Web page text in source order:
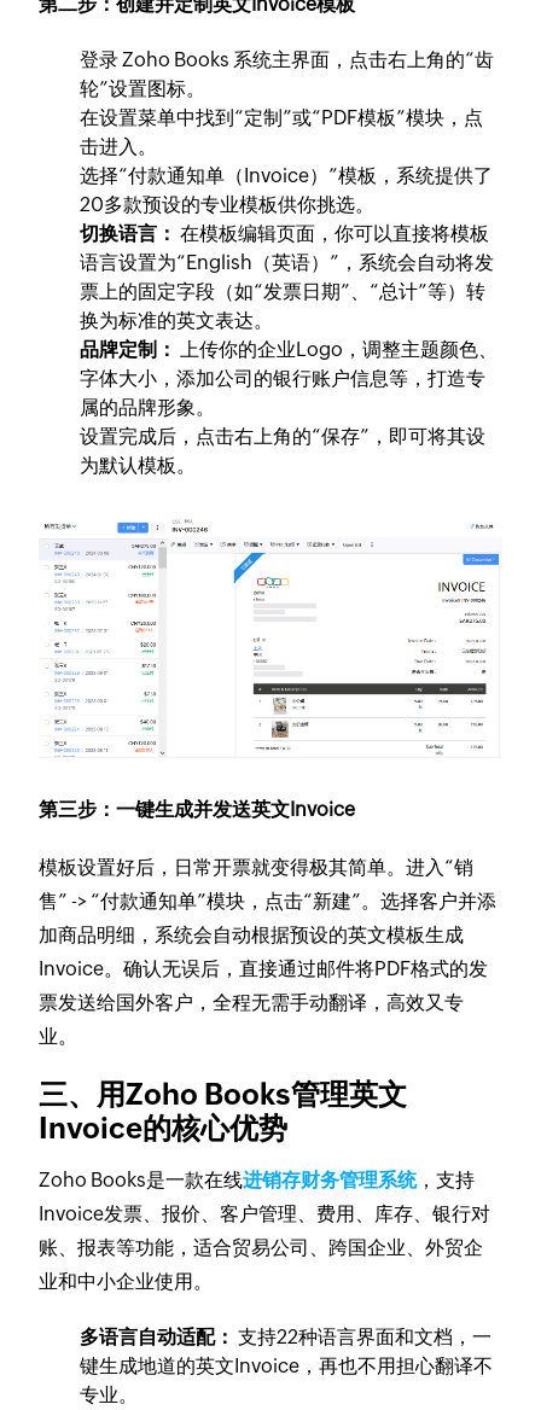
登录 Zoho Books 系统主界面，点击右上角的“齿
轮”设置图标。
在设置菜单中找到“定制”或“PDF模板”模块，点
击进入。
选择“付款通知单（Invoice）”模板，系统提供了
20多款预设的专业模板供你挑选。
切换语言： 在模板编辑页面，你可以直接将模板
语言设置为“English（英语）”，系统会自动将发
票上的固定字段（如“发票日期”、“总计”等）转
换为标准的英文表达。
品牌定制： 上传你的企业Logo，调整主题颜色、
字体大小，添加公司的银行账户信息等，打造专
属的品牌形象。
设置完成后，点击右上角的“保存”，即可将其设
为默认模板。
第三步：一键生成并发送英文Invoice
模板设置好后，日常开票就变得极其简单。进入“销
售” -> “付款通知单”模块，点击“新建”。选择客户并添
加商品明细，系统会自动根据预设的英文模板生成
Invoice。确认无误后，直接通过邮件将PDF格式的发
票发送给国外客户，全程无需手动翻译，高效又专
业。
三、用Zoho Books管理英文
Invoice的核心优势
Zoho Books是一款在线进销存财务管理系统，支持
Invoice发票、报价、客户管理、费用、库存、银行对
账、报表等功能，适合贸易公司、跨国企业、外贸企
业和中小企业使用。
多语言自动适配： 支持22种语言界面和文档，一
键生成地道的英文Invoice，再也不用担心翻译不
专业。